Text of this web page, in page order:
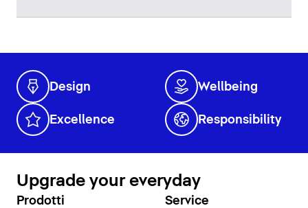
Design Wellbeing
Excellence Responsibility
Upgrade your everyday
Prodotti Service